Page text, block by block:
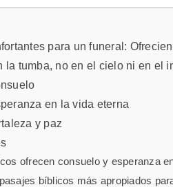
para un funeral:
la tumba, no en el cielo ni en el
en la vida eterna
y paz
ofrecen consuelo y esperanza
bíblicos más apropiados